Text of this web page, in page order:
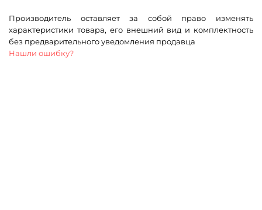
Производитель оставляет за собой право изменять
характеристики товара, его внешний вид и комплектность
без предварительного уведомления продавца
Нашли ошибку?